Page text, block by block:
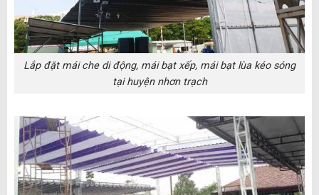
Lắp đặt mái che di động, mái bạt xếp, mái bạt lùa kéo sóng
tại huyện nhơn trạch